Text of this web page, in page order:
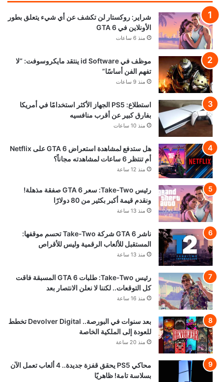
شراير: روكستار لن تكشف عن أي شيء يتعلق بطور
الأونلاين في GTA 6
منذ 6 ساعات
موظف في id Software ينتقد مايكروسوفت: “لا
تفهم الفن أساسًا”
منذ 9 ساعات
استطلاع: PS5 الجهاز الأكثر استخدامًا في أمريكا
بفارق كبير عن أقرب منافسيه
منذ 10 ساعات
هل ستدفع لمشاهدة استعراض GTA 6 على Netflix
أم تنتظر 6 ساعات لمشاهدته مجاناً؟
منذ 12 ساعة
رئيس Take-Two: سعر GTA 6 صفقة مذهلة!
ونقدم قيمة أكبر بكثير من 80 دولارًا
منذ 13 ساعة
ناشر GTA 6 شركة Take-Two تحسم موقفها:
المستقبل للألعاب الرقمية وليس للأقراص
منذ 13 ساعة
رئيس Take-Two: طلبات GTA 6 المسبقة فاقت
كل التوقعات.. لكننا لا نعلن الانتصار بعد
منذ 16 ساعة
بعد سنوات في البورصة.. Devolver Digital تخطط
للعودة إلى الملكية الخاصة
منذ 20 ساعة
محاكي PS5 يحقق قفزة جديدة.. 4 ألعاب تعمل الآن
بسلاسة تامة! ظاهريًا